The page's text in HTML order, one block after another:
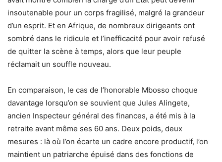
insoutenable pour un corps fragilisé, malgré la grandeur
d’un esprit. Et en Afrique, de nombreux dirigeants ont
sombré dans le ridicule et l’inefficacité pour avoir refusé
de quitter la scène à temps, alors que leur peuple
réclamait un souffle nouveau.
En comparaison, le cas de l’honorable Mbosso choque
davantage lorsqu’on se souvient que Jules Alingete,
ancien Inspecteur général des finances, a été mis à la
retraite avant même ses 60 ans. Deux poids, deux
mesures : là où l’on écarte un cadre encore productif, l’on
maintient un patriarche épuisé dans des fonctions de